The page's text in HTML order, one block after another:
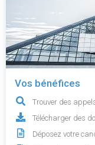
Vos bénéfices
Trouver des
Télécharger des
Déposez votre